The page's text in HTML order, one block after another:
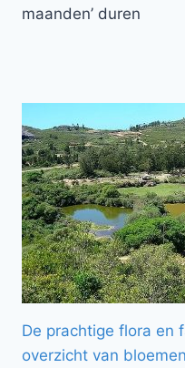
maanden’ duren
De prachtige flora en
overzicht van